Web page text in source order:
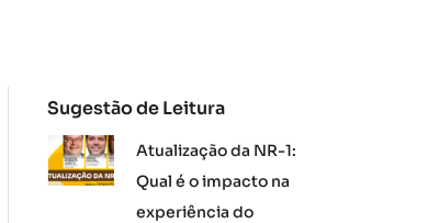
Sugestão de Leitura
Atualização da NR-1:
Qual é o impacto na
experiência do